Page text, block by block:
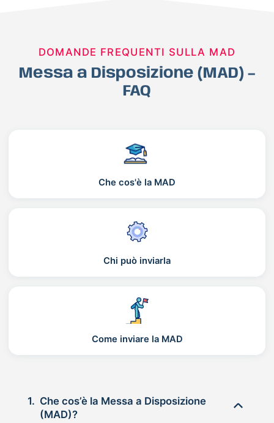
DOMANDE FREQUENTI SULLA MAD
Messa a Disposizione (MAD) –
FAQ
Che cos'è la MAD
Chi può inviarla
Come inviare la MAD
1. Che cos’è la Messa a Disposizione
(MAD)?